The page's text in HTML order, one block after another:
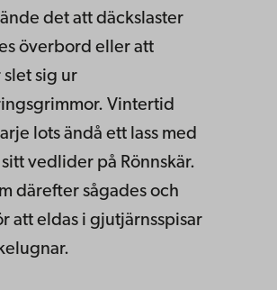
det att däckslaster
överbord eller att
sig ur
Vintertid
lots ändå ett lass med
vedlider på Rönnskär.
därefter sågades och
att eldas i gjutjärnsspisar